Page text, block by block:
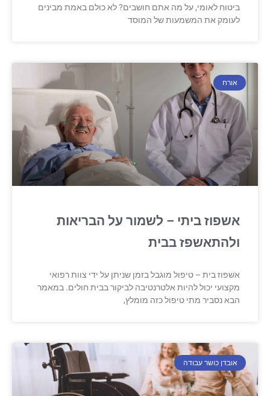
ביטוח לאומי, על מה אתם חושבים? לא כולם באמת מבינים
לעומק את המשמעות של המוסד
אורח
אשפוז ביתי – לשמור על הבריאות
ולהתאשפז בבית
אשפוז בית – טיפול מוגבל בזמן שניתן על ידי צוות רפואי
מקצועי יכול להיות אלטרנטיבה לביקור בבית חולים. במאמר
הבא נסביר מתי טיפול כזה מומלץ,
אובדן כושר עבודה